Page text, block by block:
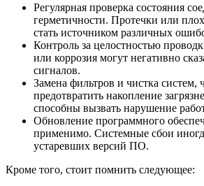
Регулярная проверка состояния
герметичности. Протечки или
стать источником различных
Контроль за целостностью
или коррозия могут негативно
сигналов.
Замена фильтров и чистка систем,
предотвратить накопление
способны вызвать нарушение
Обновление программного
применимо. Системные сбои
устаревших версий ПО.
Кроме того, стоит помнить следующее: